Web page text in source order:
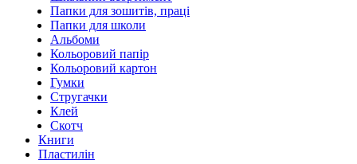
Папки для зошитів, праці
Папки для школи
Альбоми
Кольоровий папір
Кольоровий картон
Гумки
Стругачки
Клей
Скотч
Книги
Пластилін